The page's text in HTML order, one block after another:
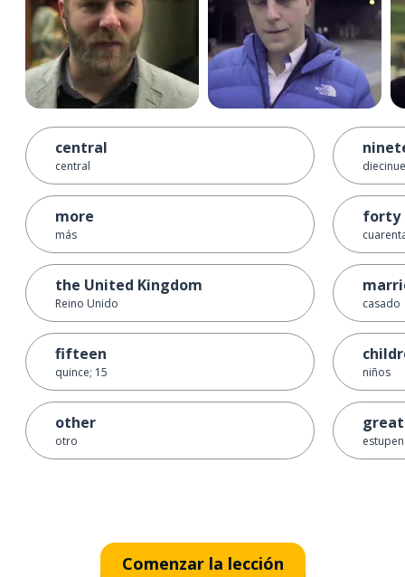
central
central
more
más
the United Kingdom
Reino Unido
fifteen
quince; 15
other
otro
forty
casado
niños
great
Comenzar la lección